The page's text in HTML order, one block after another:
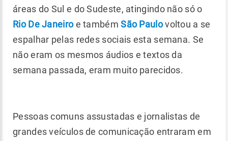
áreas do Sul e do Sudeste, atingindo não só o
Rio De Janeiroe tambémSão Paulovoltou a se
espalhar pelas redes sociais esta semana. Se
não eram os mesmos áudios e textos da
semana passada, eram muito parecidos.
Pessoas comuns assustadas e jornalistas de
grandes veículos de comunicação entraram em